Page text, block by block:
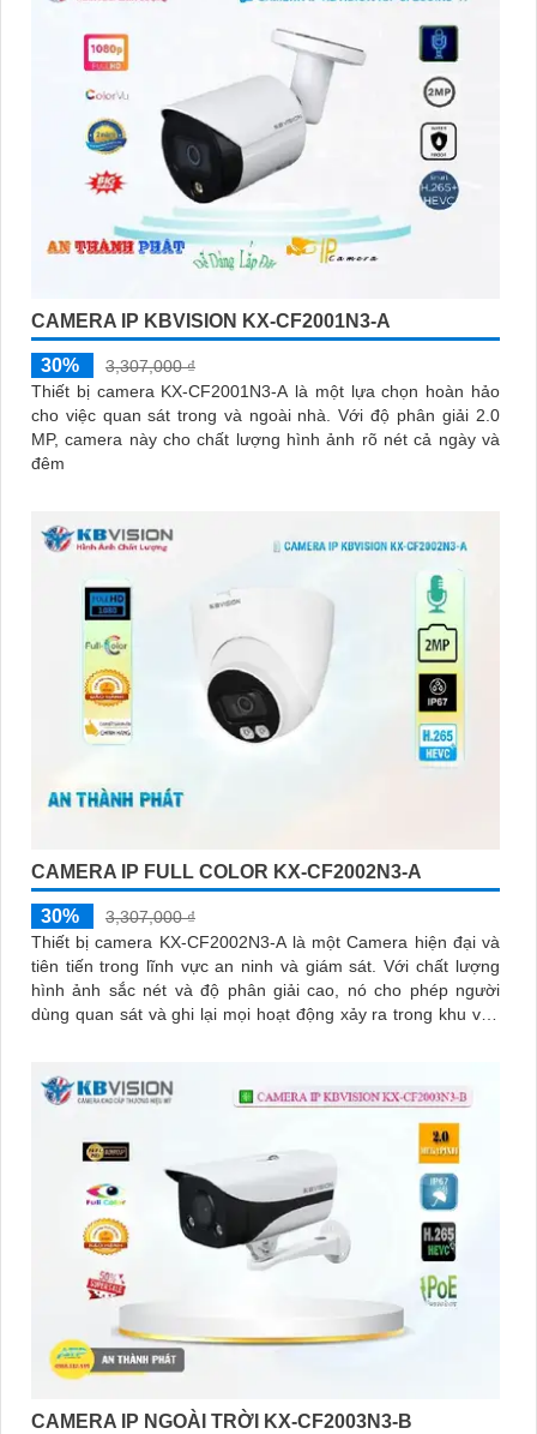
CAMERA IP KBVISION KX-CF2001N3-A
30%
3,307,000 ₫
Thiết bị camera KX-CF2001N3-A là một lựa chọn hoàn hảo
cho việc quan sát trong và ngoài nhà. Với độ phân giải 2.0
MP, camera này cho chất lượng hình ảnh rõ nét cả ngày và
đêm
CAMERA IP FULL COLOR KX-CF2002N3-A
30%
3,307,000 ₫
Thiết bị camera KX-CF2002N3-A là một Camera hiện đại và
tiên tiến trong lĩnh vực an ninh và giám sát. Với chất lượng
hình ảnh sắc nét và độ phân giải cao, nó cho phép người
dùng quan sát và ghi lại mọi hoạt động xảy ra trong khu vực
CAMERA IP NGOÀI TRỜI KX-CF2003N3-B